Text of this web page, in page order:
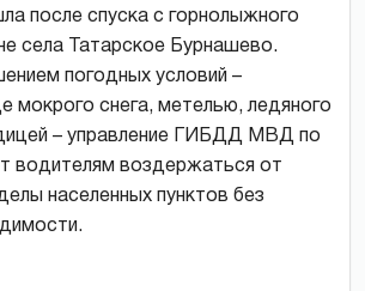
после спуска с горнолыжного
села Татарское Бурнашево.
погодных условий –
мокрого снега, метелью, ледяного
– управление ГИБДД МВД по
водителям воздержаться от
населенных пунктов без